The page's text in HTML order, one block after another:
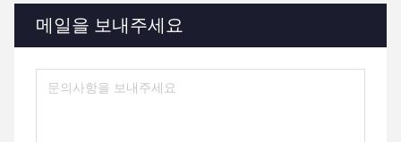
메일을 보내주세요